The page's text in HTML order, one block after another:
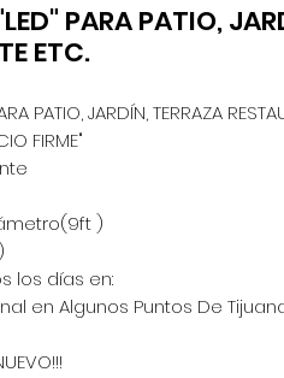
PARA PATIO,
ETC.
PATIO, JARDÍN, TERRAZA
FIRME"
)
los días en:
en Algunos Puntos De